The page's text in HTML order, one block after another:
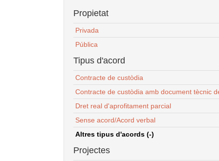
Propietat
Privada
Pública
Tipus d'acord
Contracte de custòdia
Contracte de custòdia amb document tècnic
Dret real d'aprofitament parcial
Sense acord/Acord verbal
Altres tipus d'acords (-)
Projectes